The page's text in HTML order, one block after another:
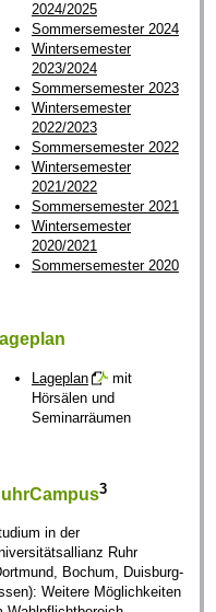
2024/2025
Sommersemester 2024
Wintersemester
2023/2024
Sommersemester 2023
Wintersemester
2022/2023
Sommersemester 2022
Wintersemester
2021/2022
Sommersemester 2021
Wintersemester
2020/2021
Sommersemester 2020
Lageplan
mit
Hörsälen und
Seminarräumen
3
in der
Ruhr
Bochum, Duisburg-
Weitere Möglichkeiten